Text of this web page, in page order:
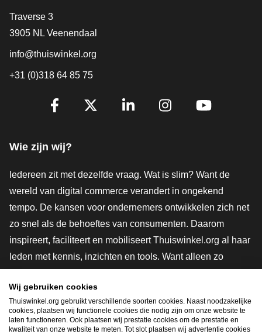
Contact
Traverse 3
3905 NL Veenendaal
info@thuiswinkel.org
+31 (0)318 64 85 75
Volg je ons al?
Wie zijn wij?
Iedereen zit met dezelfde vraag. Wat is slim? Want de
wereld van digital commerce verandert in ongekend
tempo. De kansen voor ondernemers ontwikkelen zich net
zo snel als de behoeftes van consumenten. Daarom
inspireert, faciliteert en mobiliseert Thuiswinkel.org al haar
leden met kennis, inzichten en tools. Want alleen zo
innovatievere toekomst. Dus groei ook mee en maak
shoppen slimmer.
Lid worden
Wij gebruiken cookies
Thuiswinkel.org gebruikt verschillende soorten cookies. Naast noodzakelijke
cookies, plaatsen wij functionele cookies die nodig zijn om onze website te
laten functioneren. Ook plaatsen wij prestatie cookies om de prestatie en
kwaliteit van onze website te meten. Tot slot plaatsen wij advertentie cookies